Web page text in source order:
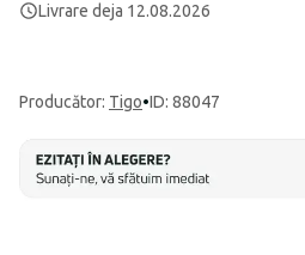
Livrare deja 12.08.2026
Producător: Tigo•ID: 88047